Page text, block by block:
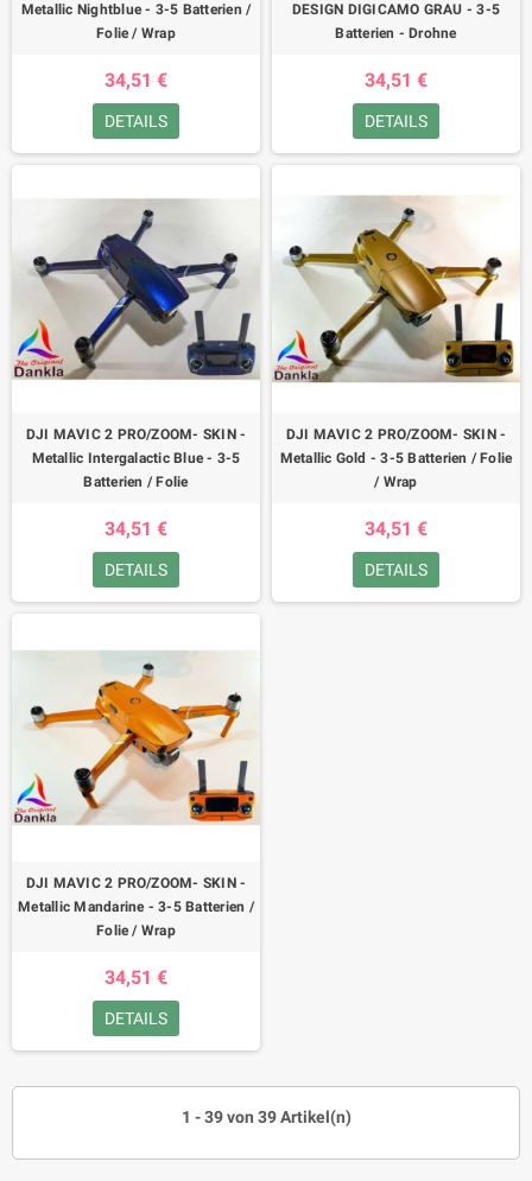
Metallic Nightblue - 3-5 Batterien /
Folie / Wrap
34,51 €
DETAILS
DESIGN DIGICAMO GRAU - 3-5
Batterien - Drohne
34,51 €
DETAILS
DJI MAVIC 2 PRO/ZOOM- SKIN -
Metallic Intergalactic Blue - 3-5
Batterien / Folie
34,51 €
DETAILS
DJI MAVIC 2 PRO/ZOOM- SKIN -
Metallic Gold - 3-5 Batterien / Folie
/ Wrap
34,51 €
DETAILS
DJI MAVIC 2 PRO/ZOOM- SKIN -
Metallic Mandarine - 3-5 Batterien /
Folie / Wrap
34,51 €
DETAILS
1 - 39 von 39 Artikel(n)